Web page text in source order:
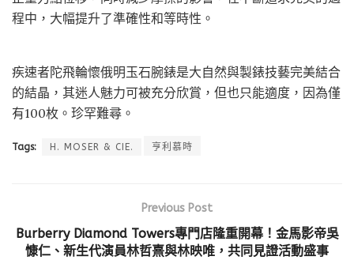
程中，大幅提升了準確性和等時性。
疾速者陀飛輪懷俄明玉石腕錶是大自然與製錶技藝完美結合
的結晶，其迷人魅力可被充分欣賞，但也只能適度，因為僅
有100枚。珍罕難尋。
Tags: H. MOSER & CIE. 亨利慕時
Previous Post
Burberry Diamond Towers專門店隆重開幕！金馬影帝吳
慷仁、新生代演員林哲熹與林映唯，共同見證活動盛事